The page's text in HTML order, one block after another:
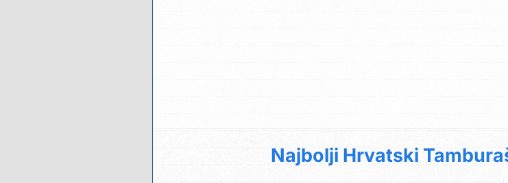
Najbolji Hrvatski